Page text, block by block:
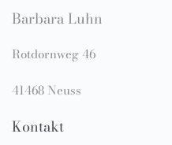
Barbara Luhn
Rotdornweg 46
41468 Neuss
Kontakt